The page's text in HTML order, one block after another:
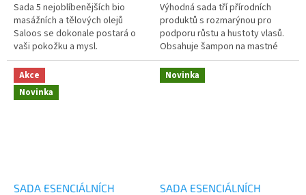
Sada 5 nejoblíbenějších bio
masážních a tělových olejů
Saloos se dokonale postará o
vaši pokožku a mysl.
Výhodná sada tří přírodních
produktů s rozmarýnou pro
podporu růstu a hustoty vlasů.
Obsahuje šampon na mastné
vlasy, vlasové tonikum a bio
rozmarýnový olej. Komplexní
péče bez...
Akce
Novinka
SADA ESENCIÁLNÍCH
Novinka
SADA ESENCIÁLNÍCH